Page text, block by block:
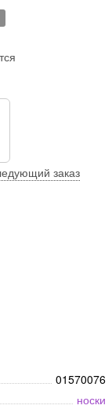
заказ
01570076
носки